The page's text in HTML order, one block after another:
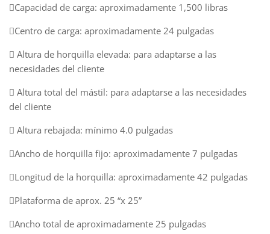
Capacidad de carga: aproximadamente 1,500 libras
Centro de carga: aproximadamente 24 pulgadas
 Altura de horquilla elevada: para adaptarse a las
necesidades del cliente
 Altura total del mástil: para adaptarse a las necesidades
del cliente
 Altura rebajada: mínimo 4.0 pulgadas
Ancho de horquilla fijo: aproximadamente 7 pulgadas
Longitud de la horquilla: aproximadamente 42 pulgadas
Plataforma de aprox. 25 “x 25”
Ancho total de aproximadamente 25 pulgadas